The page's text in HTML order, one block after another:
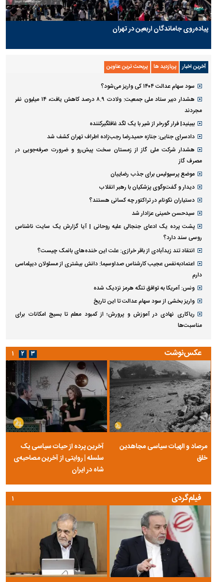
پیاده‌روی جاماندگان اربعین در تهران
آخرین اخبار پربازدید ها پربحث ترین عناوین
سود سهام عدالت ۱۴۰۴ کی واریز می‌شود؟
هشدار دبیر ستاد ملی جمعیت: ولادت ۸.۹ درصد کاهش یافت، ۱۴ میلیون نفر
مجردند
ببینید| فرار گورخر از شیر با یک لگد غافلگیرکننده
دادسرای جنایی: جنازه حمیدرضا رجب‌زاده اطراف تهران کشف شد
هشدار شرکت ملی گاز از زمستان سخت پیش‌رو و ضرورت صرفه‌جویی در
مصرف گاز
موضع پرسپولیس برای جذب رضاییان
دیدار و گفت‌وگوی پزشکیان با رهبر انقلاب
دستیاران نکونام در تراکتور چه کسانی هستند؟
سیدحسن خمینی عزادار شد
پشت پرده یک ادعای جنجالی علیه روحانی | آیا گزارش یک سایت ناشناس
روسی سند دارد؟
انتقاد تند زیدآبادی از باقر خرازی: علت این خنده‌های بانمک چیست؟
اعتمادبه‌نفس عجیب کارشناس صداوسیما: دانش بیشتری از مسئولان دیپلماسی
دارم
ونس: آمریکا به توافق تنگه هرمز نزدیک شده
واریز بخشی از سود سهام عدالت تا این تاریخ
ریاکاری نهادی در آموزش و پرورش؛ از کمبود معلم تا بسیج امکانات برای
مناسبت‌ها
عکس‌نوشت
مرصاد و الهیات سیاسی مجاهدین
خلق
آخرین پرده از حیات سیاسی یک
سلسله | روایتی از آخرین مصاحبه‌ی
شاه در ایران
۱ ۲ ۳
فیلم‌گردی ۱